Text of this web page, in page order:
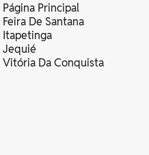
Página Principal
Feira De Santana
Itapetinga
Jequié
Vitória Da Conquista